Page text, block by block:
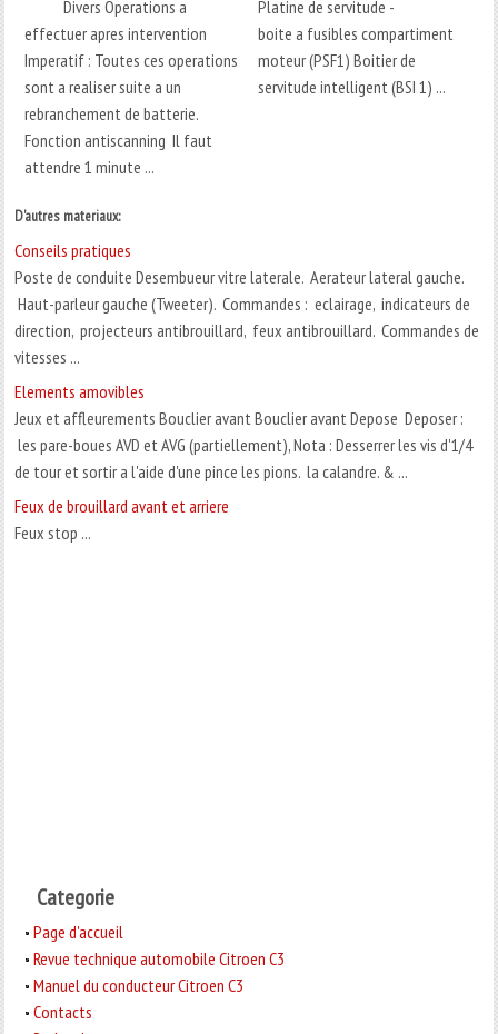
Divers Operations a
effectuer apres intervention
Imperatif : Toutes ces operations
sont a realiser suite a un
rebranchement de batterie.
Fonction antiscanning Il faut
attendre 1 minute ...
Platine de servitude -
boite a fusibles compartiment
moteur (PSF1) Boitier de
servitude intelligent (BSI 1) ...
D'autres materiaux:
Conseils pratiques
Poste de conduite Desembueur vitre laterale. Aerateur lateral gauche.
Haut-parleur gauche (Tweeter). Commandes : eclairage, indicateurs de
direction, projecteurs antibrouillard, feux antibrouillard. Commandes de
vitesses ...
Elements amovibles
Jeux et affleurements Bouclier avant Bouclier avant Depose Deposer :
les pare-boues AVD et AVG (partiellement), Nota : Desserrer les vis d'1/4
de tour et sortir a l'aide d'une pince les pions. la calandre. & ...
Feux de brouillard avant et arriere
Feux stop ...
Categorie
Page d'accueil
Revue technique automobile Citroen C3
Manuel du conducteur Citroen C3
Contacts